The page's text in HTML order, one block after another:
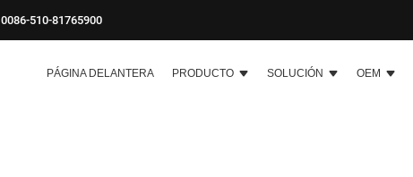
0086-510-81765900
PÁGINA DELANTERA PRODUCTO SOLUCIÓN OEM